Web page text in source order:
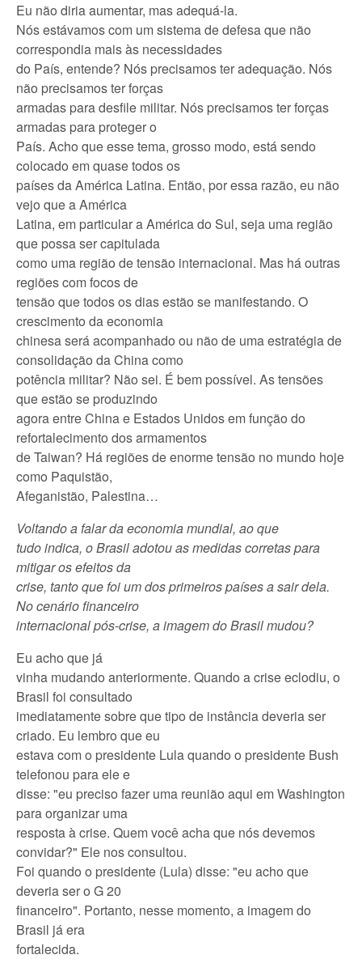
Eu não diria aumentar, mas adequá-la.
Nós estávamos com um sistema de defesa que não
correspondia mais às necessidades
do País, entende? Nós precisamos ter adequação. Nós
não precisamos ter forças
armadas para desfile militar. Nós precisamos ter forças
armadas para proteger o
País. Acho que esse tema, grosso modo, está sendo
colocado em quase todos os
países da América Latina. Então, por essa razão, eu não
vejo que a América
Latina, em particular a América do Sul, seja uma região
que possa ser capitulada
como uma região de tensão internacional. Mas há outras
regiões com focos de
tensão que todos os dias estão se manifestando. O
crescimento da economia
chinesa será acompanhado ou não de uma estratégia de
consolidação da China como
potência militar? Não sei. É bem possível. As tensões
que estão se produzindo
agora entre China e Estados Unidos em função do
refortalecimento dos armamentos
de Taiwan? Há regiões de enorme tensão no mundo hoje
como Paquistão,
Afeganistão, Palestina…
Voltando a falar da economia mundial, ao que
tudo indica, o Brasil adotou as medidas corretas para
mitigar os efeitos da
crise, tanto que foi um dos primeiros países a sair dela.
No cenário financeiro
internacional pós-crise, a imagem do Brasil mudou?
Eu acho que já
vinha mudando anteriormente. Quando a crise eclodiu, o
Brasil foi consultado
imediatamente sobre que tipo de instância deveria ser
criado. Eu lembro que eu
estava com o presidente Lula quando o presidente Bush
telefonou para ele e
disse: "eu preciso fazer uma reunião aqui em Washington
para organizar uma
resposta à crise. Quem você acha que nós devemos
convidar?" Ele nos consultou.
Foi quando o presidente (Lula) disse: "eu acho que
deveria ser o G 20
financeiro". Portanto, nesse momento, a imagem do
Brasil já era
fortalecida.